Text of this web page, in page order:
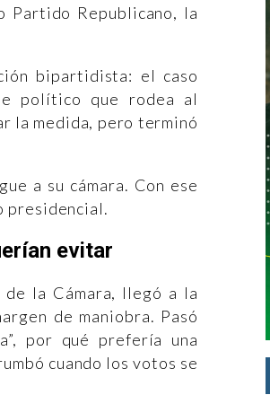
Republicano, la
bipartidista: el caso
político que rodea al
la medida, pero terminó
a su cámara. Con ese
presidencial.
evitar
la Cámara, llegó a la
de maniobra. Pasó
por qué prefería una
cuando los votos se